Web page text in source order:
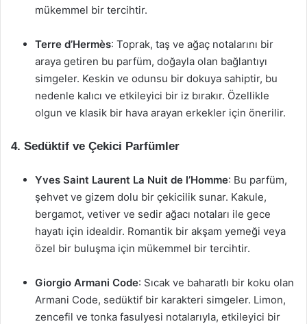
mükemmel bir tercihtir.
Terre d’Hermès: Toprak, taş ve ağaç notalarını bir
araya getiren bu parfüm, doğayla olan bağlantıyı
simgeler. Keskin ve odunsu bir dokuya sahiptir, bu
nedenle kalıcı ve etkileyici bir iz bırakır. Özellikle
olgun ve klasik bir hava arayan erkekler için önerilir.
4. Sedüktif ve Çekici Parfümler
Yves Saint Laurent La Nuit de l’Homme: Bu parfüm,
şehvet ve gizem dolu bir çekicilik sunar. Kakule,
bergamot, vetiver ve sedir ağacı notaları ile gece
hayatı için idealdir. Romantik bir akşam yemeği veya
özel bir buluşma için mükemmel bir tercihtir.
Giorgio Armani Code: Sıcak ve baharatlı bir koku olan
Armani Code, sedüktif bir karakteri simgeler. Limon,
zencefil ve tonka fasulyesi notalarıyla, etkileyici bir